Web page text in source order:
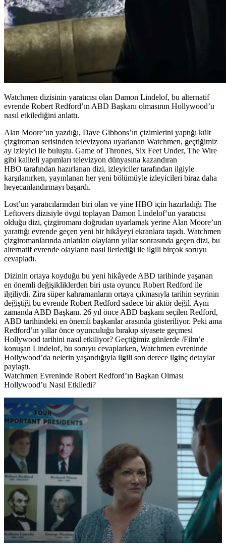
Watchmen dizisinin yaratıcısı olan Damon Lindelof, bu alternatif
evrende Robert Redford’ın ABD Başkanı olmasının Hollywood’u
nasıl etkilediğini anlattı.
Alan Moore’un yazdığı, Dave Gibbons’ın çizimlerini yaptığı kült
çizgiroman serisinden televizyona uyarlanan Watchmen, geçtiğimiz
ay izleyici ile buluştu. Game of Thrones, Six Feet Under, The Wire
gibi kaliteli yapımları televizyon dünyasına kazandıran
HBO tarafından hazırlanan dizi, izleyiciler tarafından ilgiyle
karşılanırken, yayınlanan her yeni bölümüyle izleyicileri biraz daha
heyecanlandırmayı başardı.
Lost’un yaratıcılarından biri olan ve yine HBO için hazırladığı The
Leftovers dizisiyle övgü toplayan Damon Lindelof‘un yaratıcısı
olduğu dizi, çizgiromanı doğrudan uyarlamak yerine Alan Moore’un
yarattığı evrende geçen yeni bir hikâyeyi ekranlara taşıdı. Watchmen
çizgiromanlarında anlatılan olayların yıllar sonrasında geçen dizi, bu
alternatif evrende olayların nasıl ilerlediği ile ilgili birçok soruyu
cevapladı.
Dizinin ortaya koyduğu bu yeni hikâyede ABD tarihinde yaşanan
en önemli değişikliklerden biri usta oyuncu Robert Redford ile
ilgiliydi. Zira süper kahramanların ortaya çıkmasıyla tarihin seyrinin
değiştiği bu evrende Robert Redford sadece bir aktör değil. Aynı
zamanda ABD Başkanı. 26 yıl önce ABD başkanı seçilen Redford,
ABD tarihindeki en önemli başkanlar arasında gösteriliyor. Peki ama
Redford’ın yıllar önce oyunculuğu bırakıp siyasete geçmesi
Hollywood tarihini nasıl etkiliyor? Geçtiğimiz günlerde /Film’e
konuşan Lindelof, bu soruyu cevaplarken, Watchmen evreninde
Hollywood’da nelerin yaşandığıyla ilgili son derece ilginç detaylar
paylaştı.
Watchmen Evreninde Robert Redford’ın Başkan Olması
Hollywood’u Nasıl Etkiledi?